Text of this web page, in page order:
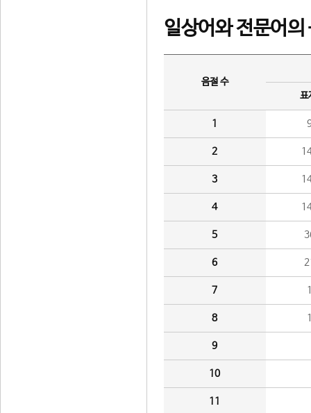
일상어와 전문어의
음절 수
표
1
2
3
4
5
6
7
8
9
10
11